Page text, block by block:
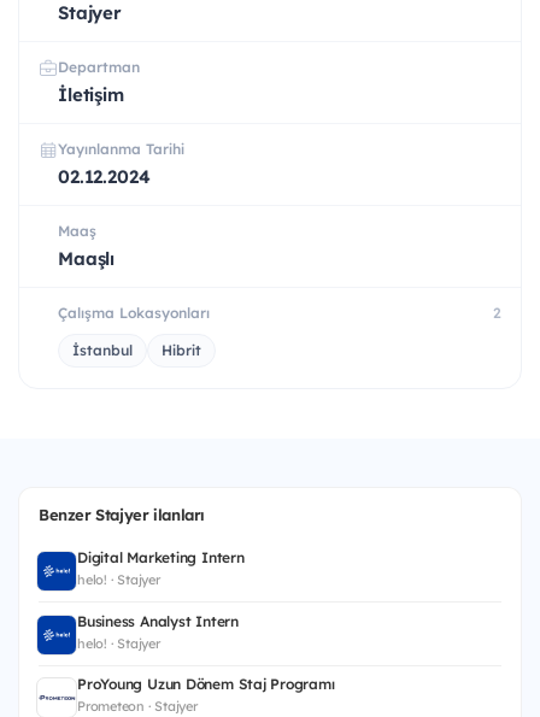
Stajyer
Departman
İletişim
Yayınlanma Tarihi
02.12.2024
Maaş
Maaşlı
Çalışma Lokasyonları 2
İstanbul Hibrit
Benzer Stajyer ilanları
Digital Marketing Intern
helo! · Stajyer
Business Analyst Intern
helo! · Stajyer
ProYoung Uzun Dönem Staj Programı
Prometeon · Stajyer